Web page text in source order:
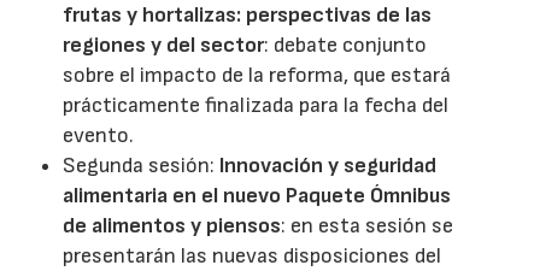
frutas y hortalizas: perspectivas de las
regiones y del sector: debate conjunto
sobre el impacto de la reforma, que estará
prácticamente finalizada para la fecha del
evento.
Segunda sesión: Innovación y seguridad
alimentaria en el nuevo Paquete Ómnibus
de alimentos y piensos: en esta sesión se
presentarán las nuevas disposiciones del